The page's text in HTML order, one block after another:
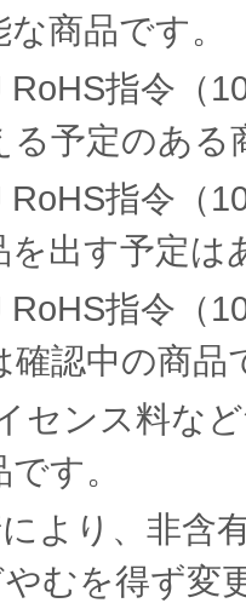
商品です。
RoHS指令（
る予定のある
RoHS指令（
を出す予定は
RoHS指令（
確認中の商品
センス料な
す。
より、非含
むを得ず変